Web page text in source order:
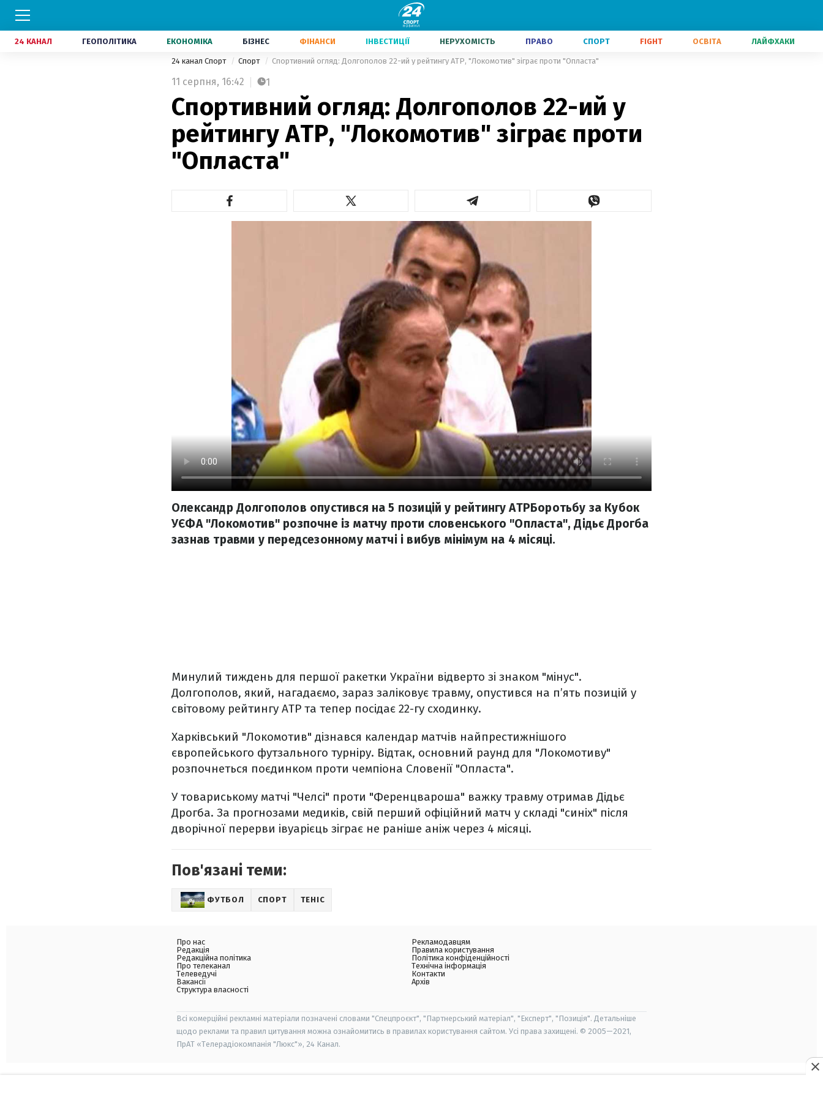
24 КАНАЛ ГЕОПОЛІТИКА ЕКОНОМІКА БІЗНЕС ФІНАНСИ ІНВЕСТИЦІЇ НЕРУХОМІСТЬ ПРАВО СПОРТ FIGHT ОСВІТА ЛАЙФХАКИ
24 канал Спорт Спорт Спортивний огляд: Долгополов 22-ий у рейтингу ATP, "Локомотив" зіграє проти "Опласта"
11 серпня, 16:42 1
Спортивний огляд: Долгополов 22-ий у
рейтингу ATP, "Локомотив" зіграє проти
"Опласта"
Олександр Долгополов опустився на 5 позицій у рейтингу ATPБоротьбу за Кубок
УЄФА "Локомотив" розпочне із матчу проти словенського "Опласта", Дідьє Дрогба
зазнав травми у передсезонному матчі і вибув мінімум на 4 місяці.
Минулий тиждень для першої ракетки України відверто зі знаком "мінус".
Долгополов, який, нагадаємо, зараз заліковує травму, опустився на п’ять позицій у
світовому рейтингу ATP та тепер посідає 22-гу сходинку.
Харківський "Локомотив" дізнався календар матчів найпрестижнішого
європейського футзального турніру. Відтак, основний раунд для "Локомотиву"
розпочнеться поєдинком проти чемпіона Словенії "Опласта".
У товариському матчі "Челсі" проти "Ференцвароша" важку травму отримав Дідьє
Дрогба. За прогнозами медиків, свій перший офіційний матч у складі "синіх" після
дворічної перерви івуарієць зіграє не раніше аніж через 4 місяці.
Пов'язані теми:
ФУТБОЛ СПОРТ ТЕНІС
Про нас
Редакція
Редакційна політика
Про телеканал
Телеведучі
Вакансії
Структура власності
Рекламодавцям
Правила користування
Політика конфіденційності
Технічна інформація
Контакти
Архів
Всі комерційні рекламні матеріали позначені словами "Спецпроєкт", "Партнерський матеріал", "Експерт", "Позиція". Детальніше
щодо реклами та правил цитування можна ознайомитись в правилах користування сайтом. Усі права захищені. © 2005—2021,
ПрАТ «Телерадіокомпанія "Люкс"», 24 Канал.